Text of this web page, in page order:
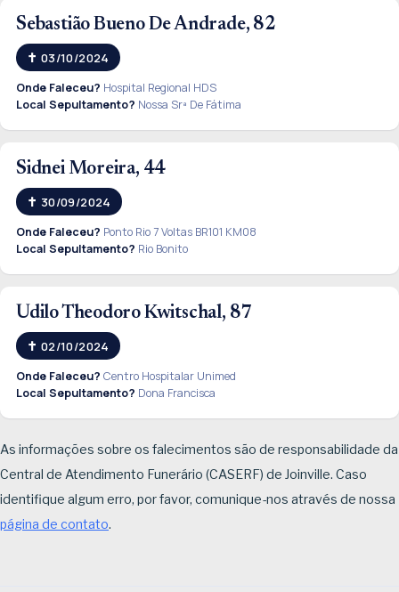
Sebastião Bueno De Andrade, 82
03/10/2024
Onde Faleceu? Hospital Regional HDS
Local Sepultamento? Nossa Srª De Fátima
Sidnei Moreira, 44
30/09/2024
Onde Faleceu? Ponto Rio 7 Voltas BR101 KM08
Local Sepultamento? Rio Bonito
Udilo Theodoro Kwitschal, 87
02/10/2024
Onde Faleceu? Centro Hospitalar Unimed
Local Sepultamento? Dona Francisca
As informações sobre os falecimentos são de responsabilidade da
Central de Atendimento Funerário (CASERF) de Joinville. Caso
identifique algum erro, por favor, comunique-nos através de nossa
página de contato.